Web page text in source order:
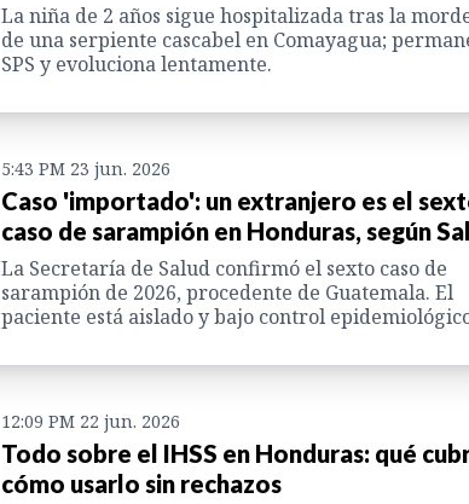
La niña de 2 años sigue hospitalizada tras la
de una serpiente cascabel en Comayagua;
SPS y evoluciona lentamente.
5:43 PM 23 jun. 2026
Caso 'importado': un extranjero es el
caso de sarampión en Honduras, según
La Secretaría de Salud confirmó el sexto caso de
sarampión de 2026, procedente de Guatemala. El
paciente está aislado y bajo control
12:09 PM 22 jun. 2026
Todo sobre el IHSS en Honduras: qué
cómo usarlo sin rechazos